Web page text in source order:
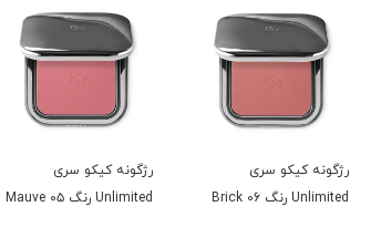
رژگونه کیکو سری
Unlimited رنگ 06 Brick
رژگونه کیکو سری
Unlimited رنگ ۰۵ Mauve